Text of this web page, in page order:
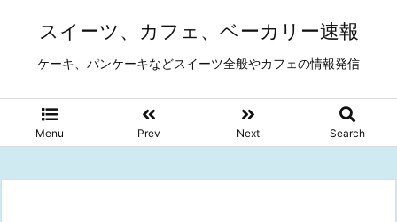
スイーツ、カフェ、ベーカリー速報
ケーキ、パンケーキなどスイーツ全般やカフェの情報発信
Menu Prev Next Search